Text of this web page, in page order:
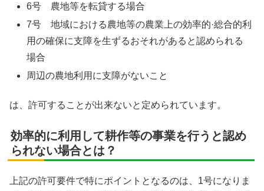
6号 農地等を転貸する場合
7号 地域における農地等の農業上の効率的·総合的利
用の確保に支障を生ずるおそれがあると認められる
場合
周辺の農地利用に支障がないこと
は、許可することが出来ないと定められています。
効率的に利用して耕作等の事業を行うと認め
られない場合とは？
上記の許可要件で特にポイントとなるのは、1号になりま